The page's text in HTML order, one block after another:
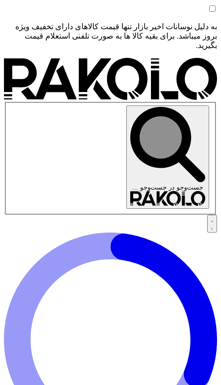
به دلیل نوسانات اخیر بازار تنها قیمت کالاهای دارای تخفیف ویژه
بروز میباشد. برای بقیه کالا ها به صورت تلفنی استعلام قیمت
بگیرید.
جست‌وجو در جست‌وجو ...